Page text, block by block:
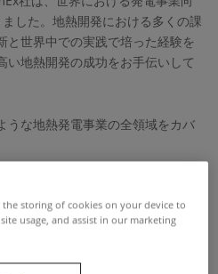
した。地熱開発における多くの課
と世界中での実践で培った経験を
い地熱開発の成功をお手伝いして
うな地熱発電事業の全領域をカバ
the storing of cookies on your device to
usage, and assist in our marketing